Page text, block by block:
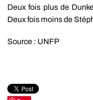
Deux fois plus de
Deux fois moins de
Source : UNFP